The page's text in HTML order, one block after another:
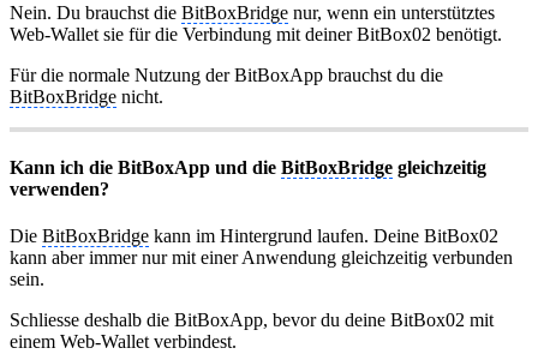
Nein. Du brauchst die BitBoxBridge nur, wenn ein unterstütztes
Web-Wallet sie für die Verbindung mit deiner BitBox02 benötigt.
Für die normale Nutzung der BitBoxApp brauchst du die
BitBoxBridge nicht.
Kann ich die BitBoxApp und die BitBoxBridge gleichzeitig
verwenden?
Die BitBoxBridge kann im Hintergrund laufen. Deine BitBox02
kann aber immer nur mit einer Anwendung gleichzeitig verbunden
sein.
Schliesse deshalb die BitBoxApp, bevor du deine BitBox02 mit
einem Web-Wallet verbindest.